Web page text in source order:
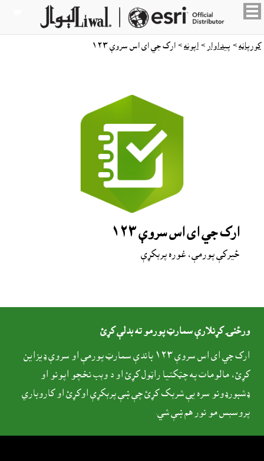
کورپاڼه > پيداوار > اپونه > ارک جي اى اس سروې ١٢٣
ارک جي اى اس سروې ١٢٣
ځيرکې پورمې، غوره پرېکړې
ورځنۍ کړنلارې سمارټ پورمو ته بدلې کړئ
ارک جي اى اس سروې ١٢٣ باندې سمارټ پورمې او سروې ډيزاين
کړئ، مالومات په چټکتيا راټول کړئ او د وېب نخچو اپونو او
ډشبورډونو سره يې شرېک کړئ چې ښې پرېکړې اوکړئ او کاروباري
پروسېس مو نور هم ښې شي.